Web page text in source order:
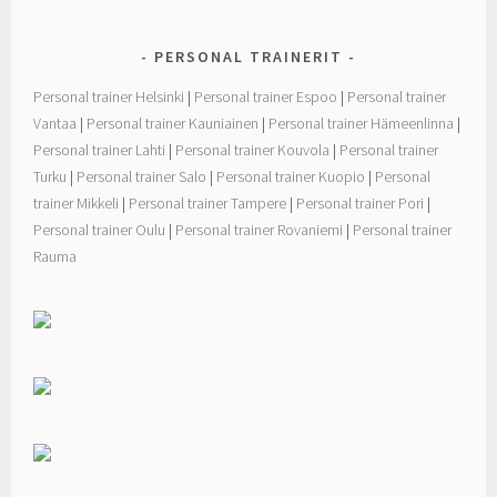
PERSONAL TRAINERIT
Personal trainer Helsinki | Personal trainer Espoo | Personal trainer
Vantaa | Personal trainer Kauniainen | Personal trainer Hämeenlinna |
Personal trainer Lahti | Personal trainer Kouvola | Personal trainer
Turku | Personal trainer Salo | Personal trainer Kuopio | Personal
trainer Mikkeli | Personal trainer Tampere | Personal trainer Pori |
Personal trainer Oulu | Personal trainer Rovaniemi | Personal trainer
Rauma